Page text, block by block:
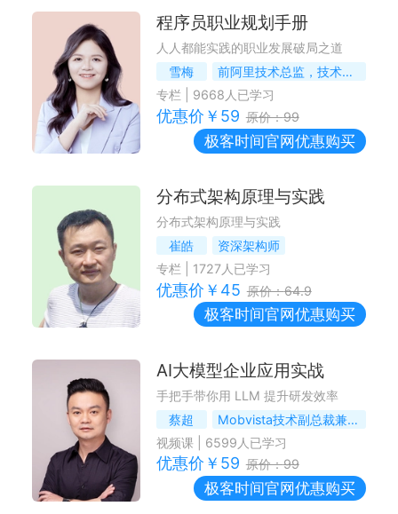
程序员职业规划手册
人人都能实践的职业发展破局之道
雪梅
前阿里技术总监，技术人职业发展教练
专栏
9668 人已学习
优惠价￥ 59 原价：99
极客时间官网优惠购买
分布式架构原理与实践
分布式架构原理与实践
崔皓
资深架构师
专栏
1727人已学习
优惠价￥ 45 原价：64.9
极客时间官网优惠购买
AI大模型企业应用实战
手把手带你用 LLM 提升研发效率
蔡超
Mobvista技术副总裁兼首席架构师，前亚马逊（中国）首席软件架构师
视频课| 6599 人已学习
优惠价￥ 59 原价：99
极客时间官网优惠购买